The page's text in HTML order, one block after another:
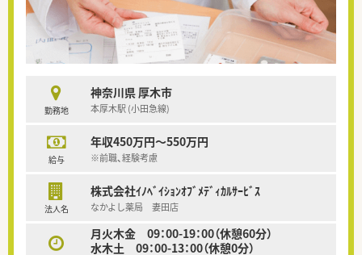
勤務地
神奈川県 厚木市
本厚木駅 (小田急線)
給与
年収450万円～550万円
※前職、経験考慮
法人名
株式会社ｲﾉﾍﾞｲｼｮﾝｵﾌﾞﾒﾃﾞｨｶﾙｻｰﾋﾞｽ
なかよし薬局 妻田店
月火木金 09：00-19：00（休憩60分）
水木土 09：00-13：00（休憩0分）